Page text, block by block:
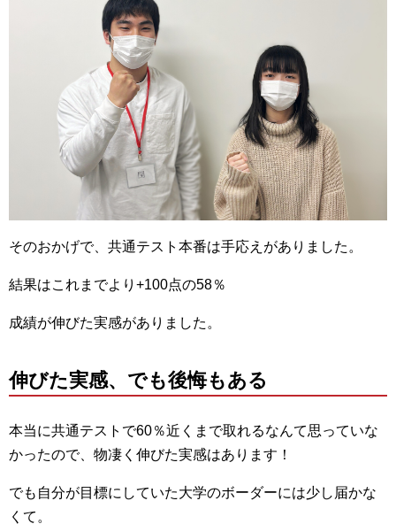
そのおかげで、共通テスト本番は手応えがありました。
結果はこれまでより+100点の58％
成績が伸びた実感がありました 。
伸びた実感、でも後悔もある
本当に共通テストで60％近くまで取れるなんて思っていな
かったので、物凄く伸びた実感はあります！
でも自分が目標にしていた大学のボーダーには少し届かな
くて。